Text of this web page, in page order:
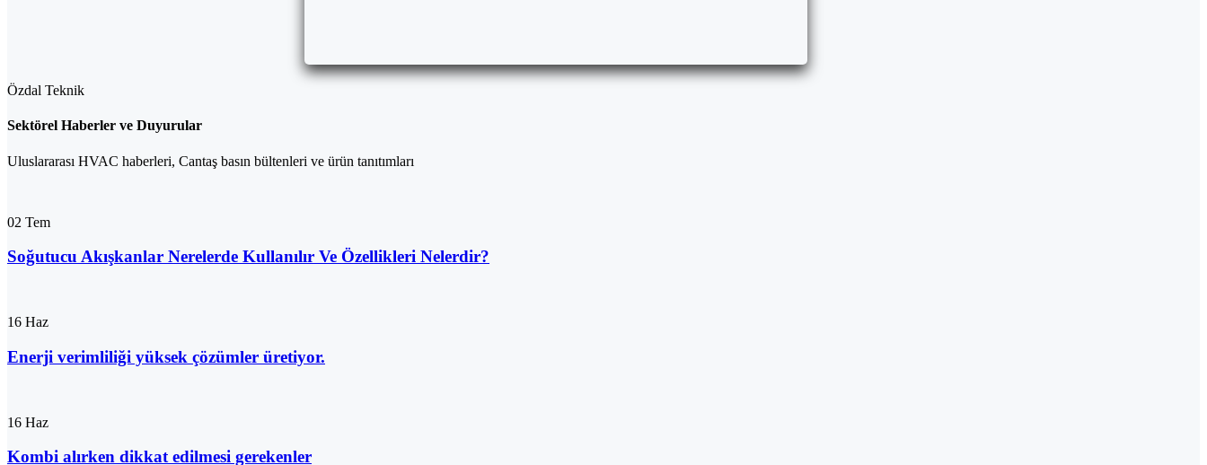
Özdal Teknik
Sektörel Haberler ve Duyurular
Uluslararası HVAC haberleri, Cantaş basın bültenleri ve ürün tanıtımları
02 Tem
Soğutucu Akışkanlar Nerelerde Kullanılır Ve Özellikleri Nelerdir?
16 Haz
Enerji verimliliği yüksek çözümler üretiyor.
16 Haz
Kombi alırken dikkat edilmesi gerekenler